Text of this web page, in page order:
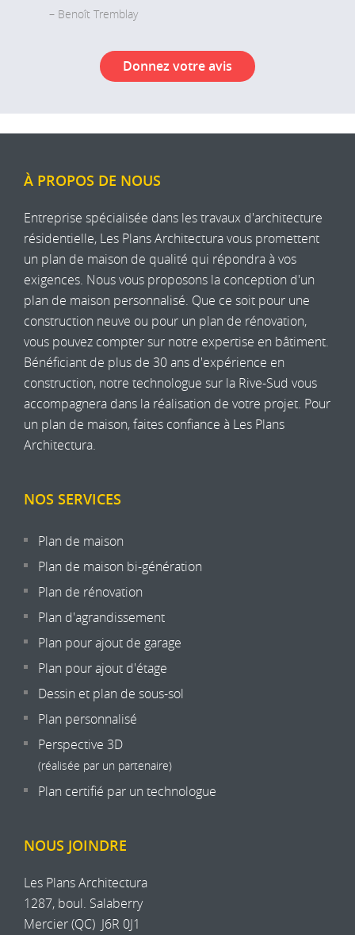
Benoît Tremblay
Donnez votre avis
À PROPOS DE NOUS
Entreprise spécialisée dans les travaux d'architecture
résidentielle, Les Plans Architectura vous promettent
un plan de maison de qualité qui répondra à vos
exigences. Nous vous proposons la conception d'un
plan de maison personnalisé. Que ce soit pour une
construction neuve ou pour un plan de rénovation,
vous pouvez compter sur notre expertise en bâtiment.
Bénéficiant de plus de 30 ans d'expérience en
construction, notre technologue sur la Rive-Sud vous
accompagnera dans la réalisation de votre projet. Pour
un plan de maison, faites confiance à Les Plans
Architectura.
NOS SERVICES
Plan de maison
Plan de maison bi-génération
Plan de rénovation
Plan d'agrandissement
Plan pour ajout de garage
Plan pour ajout d'étage
Dessin et plan de sous-sol
Plan personnalisé
Perspective 3D
(réalisée par un partenaire)
Plan certifié par un technologue
NOUS JOINDRE
Les Plans Architectura
1287, boul. Salaberry
Mercier(QC) J6R 0J1